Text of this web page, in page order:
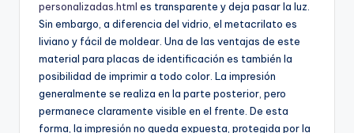
personalizadas.html es transparente y deja pasar la luz.
Sin embargo, a diferencia del vidrio, el metacrilato es
liviano y fácil de moldear. Una de las ventajas de este
material para placas de identificación es también la
posibilidad de imprimir a todo color. La impresión
generalmente se realiza en la parte posterior, pero
permanece claramente visible en el frente. De esta
forma, la impresión no queda expuesta, protegida por la